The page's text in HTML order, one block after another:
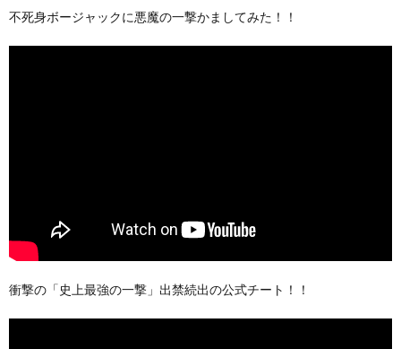
不死身ボージャックに悪魔の一撃かましてみた！！
衝撃の「史上最強の一撃」出禁続出の公式チート！！